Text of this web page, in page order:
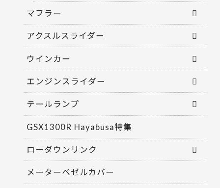
マフラー
アクスルスライダー
ウインカー
エンジンスライダー
テールランプ
GSX1300R Hayabusa特集
ローダウンリンク
メーターベゼルカバー